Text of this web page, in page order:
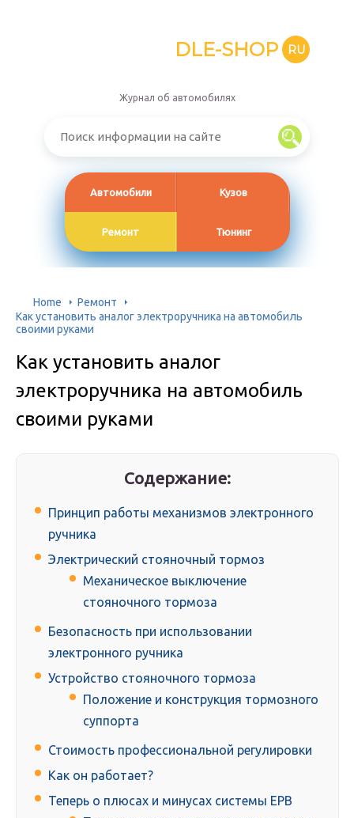
DLE-SHOP RU
Журнал об автомобилях
Автомобили Кузов
Ремонт Тюнинг
Home
Ремонт
Как установить аналог электроручника на автомобиль
своими руками
Как установить аналог
электроручника на автомобиль
своими руками
Содержание:
Принцип работы механизмов электронного
ручника
Электрический стояночный тормоз
Механическое выключение
стояночного тормоза
Безопасность при использовании
электронного ручника
Устройство стояночного тормоза
Положение и конструкция тормозного
суппорта
Стоимость профессиональной регулировки
Как он работает?
Теперь о плюсах и минусах системы EPB